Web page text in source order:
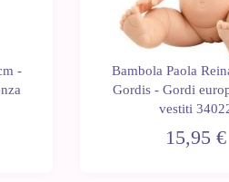
-
Bambola Paola
Gordis - Gordi
vestiti
15,95 €